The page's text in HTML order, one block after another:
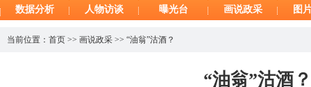
数据分析
人物访谈 曝光台 画说政采 图
当前位置： 首页 >> 画说政采 >> “油翁”沽酒？
“油翁”沽酒？